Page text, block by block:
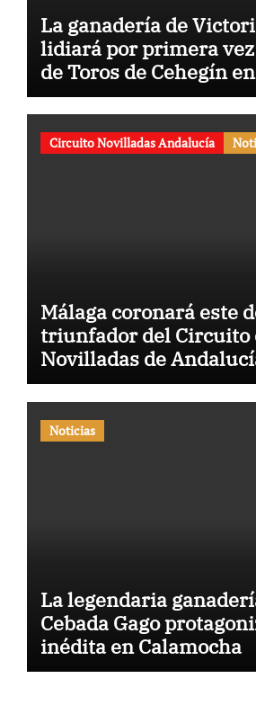
La ganadería de
lidiará por primera vez
de Toros de Cehegín
conmemorativa de su
aniversario
Circuito Novilladas Andalucía
Málaga coronará este
triunfador del Circuito
Novilladas de
Noticias
La legendaria
Cebada Gago
inédita en Calamocha